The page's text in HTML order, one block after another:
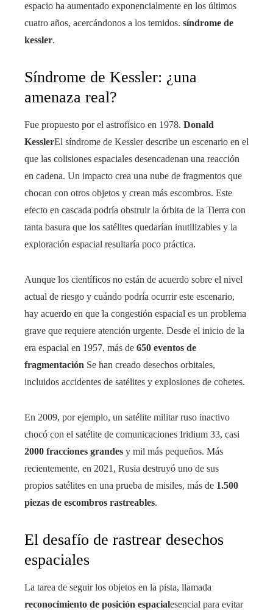
espacio ha aumentado exponencialmente en los últimos
cuatro años, acercándonos a los temidos. síndrome de
kessler.
Síndrome de Kessler: ¿una
amenaza real?
Fue propuesto por el astrofísico en 1978. Donald
KesslerEl síndrome de Kessler describe un escenario en el
que las colisiones espaciales desencadenan una reacción
en cadena. Un impacto crea una nube de fragmentos que
chocan con otros objetos y crean más escombros. Este
efecto en cascada podría obstruir la órbita de la Tierra con
tanta basura que los satélites quedarían inutilizables y la
exploración espacial resultaría poco práctica.
Aunque los científicos no están de acuerdo sobre el nivel
actual de riesgo y cuándo podría ocurrir este escenario,
hay acuerdo en que la congestión espacial es un problema
grave que requiere atención urgente. Desde el inicio de la
era espacial en 1957, más de 650 eventos de
fragmentación Se han creado desechos orbitales,
incluidos accidentes de satélites y explosiones de cohetes.
En 2009, por ejemplo, un satélite militar ruso inactivo
chocó con el satélite de comunicaciones Iridium 33, casi
2000 fracciones grandes y mil más pequeños. Más
recientemente, en 2021, Rusia destruyó uno de sus
propios satélites en una prueba de misiles, más de 1.500
piezas de escombros rastreables.
El desafío de rastrear desechos
espaciales
La tarea de seguir los objetos en la pista, llamada
reconocimiento de posición espacialesencial para evitar